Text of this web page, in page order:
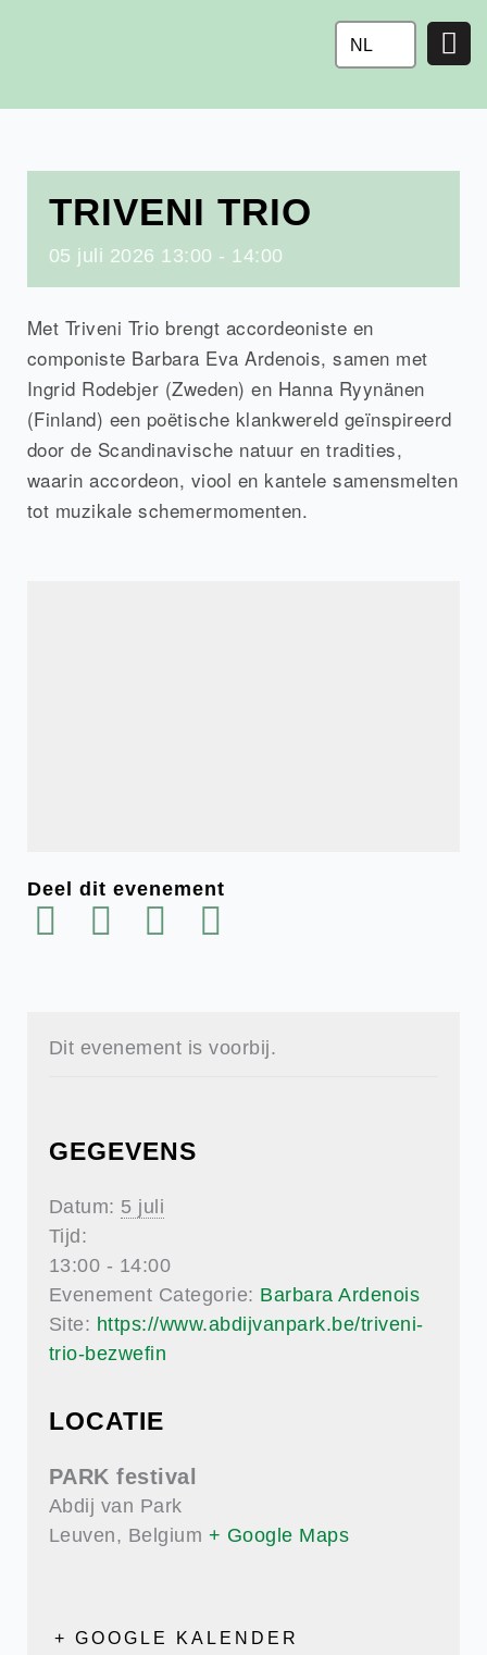
NL
TRIVENI TRIO
05 juli 2026 13:00 - 14:00
Met Triveni Trio brengt accordeoniste en
componiste Barbara Eva Ardenois, samen met
Ingrid Rodebjer (Zweden) en Hanna Ryynänen
(Finland) een poëtische klankwereld geïnspireerd
door de Scandinavische natuur en tradities,
waarin accordeon, viool en kantele samensmelten
tot muzikale schemermomenten.
Deel dit evenement
Dit evenement is voorbij.
GEGEVENS
Datum: 5 juli
Tijd:
13:00 - 14:00
Evenement Categorie: Barbara Ardenois
Site: https://www.abdijvanpark.be/triveni-
trio-bezwefin
LOCATIE
PARK festival
Abdij van Park
Leuven, Belgium + Google Maps
+ GOOGLE KALENDER